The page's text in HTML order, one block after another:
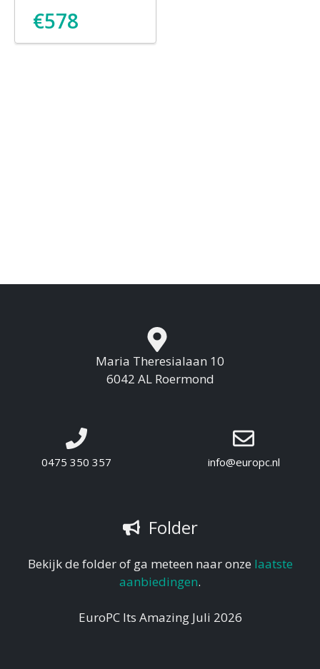
€578
Maria Theresialaan 10
6042 AL Roermond
0475 350 357 info@europc.nl
Folder
Bekijk de folder of ga meteen naar onze laatste
aanbiedingen.
EuroPC Its Amazing Juli 2026